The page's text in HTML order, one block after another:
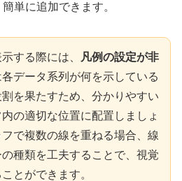
単に追加できます。
する際には、
凡例の設定が非
データ系列が何を示している
を果たすため、分かりやすい
の適切な位置に配置しましょ
で複数の線を重ねる場合、線
種類を工夫することで、視覚
とができます。